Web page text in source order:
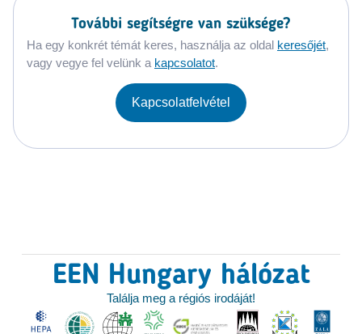
További segítségre van szüksége?
Ha egy konkrét témát keres, használja az oldal keresőjét,
vagy vegye fel velünk a kapcsolatot.
Kapcsolatfelvétel
EEN Hungary hálózat
Találja meg a régiós irodáját!